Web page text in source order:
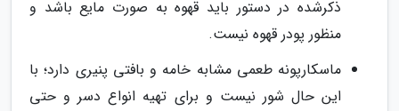
ذکرشده در دستور باید قهوه به صورت مایع باشد و
منظور پودر قهوه نیست.
ماسکارپونه طعمی مشابه خامه و بافتی پنیری دارد؛ با
این حال شور نیست و برای تهیه انواع دسر و حتی